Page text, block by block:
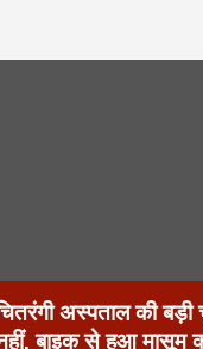
अस्पताल की
बाइक से हुआ मासूम